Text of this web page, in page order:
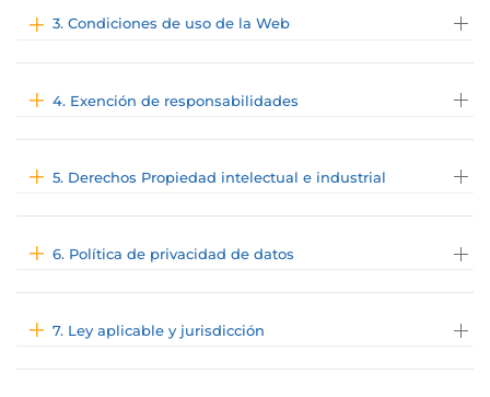
3. Condiciones de uso de la Web
4. Exención de responsabilidades
5. Derechos Propiedad intelectual e industrial
6. Política de privacidad de datos
7. Ley aplicable y jurisdicción